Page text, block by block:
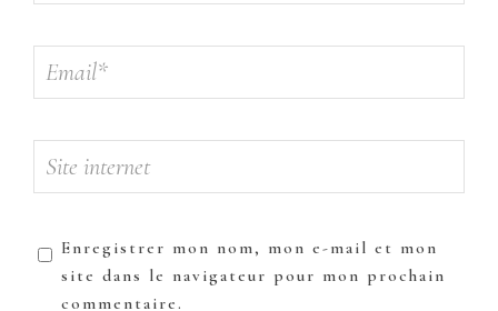
Enregistrer mon nom, mon e-mail et mon
site dans le navigateur pour mon prochain
commentaire.